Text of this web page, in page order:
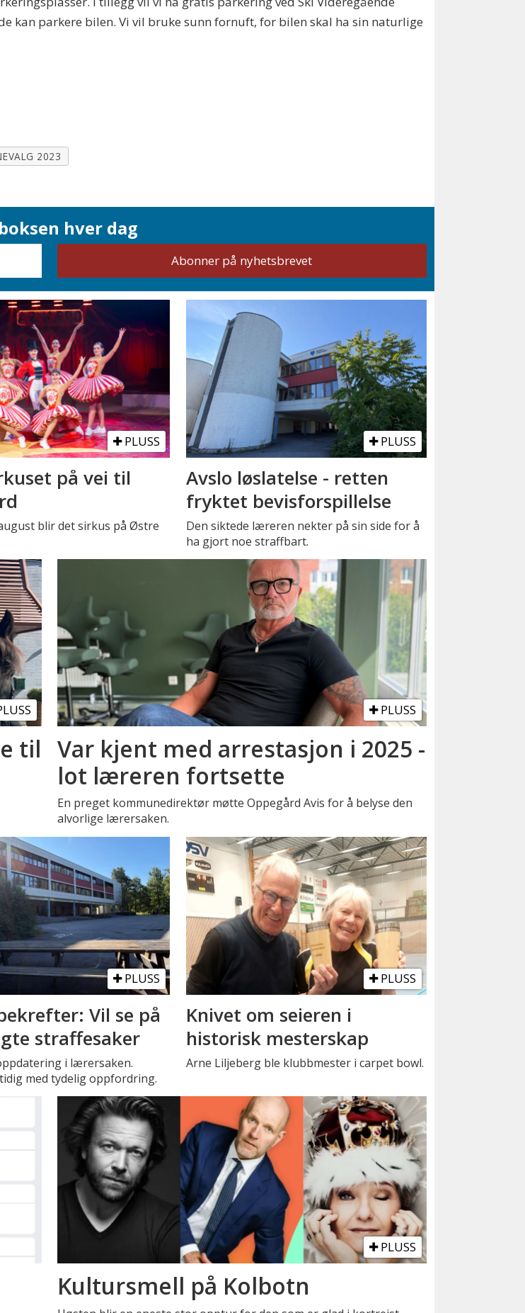
kan parkere bilen. Vi vil bruke sunn fornuft, for bilen skal ha sin naturlige
2023
hver dag
PLUSS
på vei til
blir det sirkus på Østre
PLUSS
Avslo løslatelse - retten
fryktet bevisforspillelse
Den siktede læreren nekter på sin side for å
ha gjort noe straffbart.
til
PLUSS
Var kjent med arrestasjon i 2025 -
lot læreren fortsette
En preget kommunedirektør møtte Oppegård Avis for å belyse den
alvorlige lærersaken.
PLUSS
Vil se på
straffesaker
i lærersaken.
med tydelig oppfordring.
PLUSS
Knivet om seieren i
historisk mesterskap
Arne Liljeberg ble klubbmester i carpet bowl.
PLUSS
Kultursmell på Kolbotn